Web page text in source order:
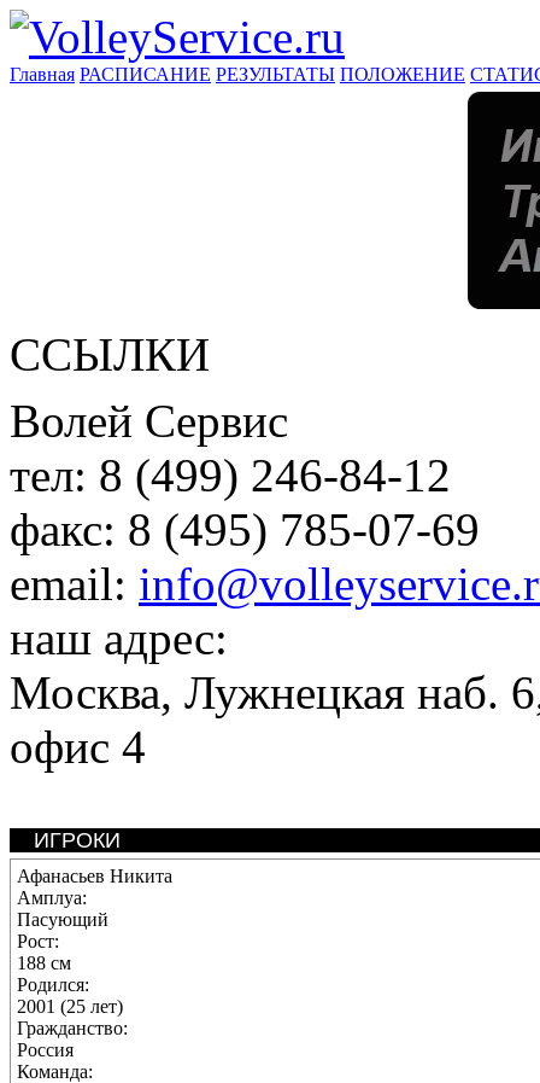
Главная РАСПИСАНИЕ РЕЗУЛЬТАТЫ ПОЛОЖЕНИЕ
ССЫЛКИ
Волей Сервис
тел: 8 (499) 246-84-12
факс: 8 (495) 785-07-69
email:
наш адрес:
Москва, Лужнецкая наб.
офис 4
ИГРОКИ
Афанасьев Никита
Амплуа:
Пасующий
Рост:
188 см
Родился:
2001 (25 лет)
Гражданство:
Россия
Команда: